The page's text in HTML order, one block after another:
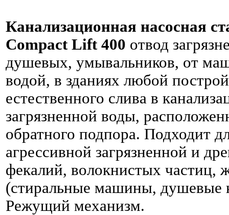
Канализационная насосная
Compact Lift 400 отвод
душевых, умывальников, от
водой, в зданиях любой
естественного слива в
загрязненной воды,
обратного подпора. Подходит
агрессивной загрязненной и
фекалий, волокнистых частиц,
(стиральные машины, душевые
Режущий механизм.